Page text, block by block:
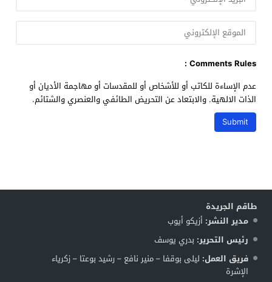
Comments Rules :
عدم الإساءة للكاتب أو للأشخاص أو للمقدسات أو مهاجمة الأديان أو
الذات الالهية. والابتعاد عن التحريض الطائفي والعنصري والشتائم.
طاقم الجريدة
مدير النشر: أزيكو أيوب
رئيس التحرير: بدري يوسف
فريق العمل: ليلى بوقفا – منير نافع – رشيد بوعتا – زكرياء
الإشرة